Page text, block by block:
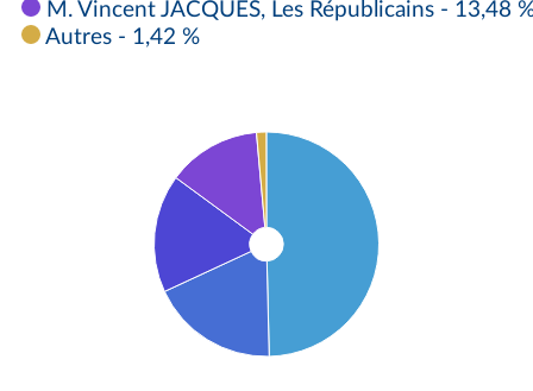
M. Vincent JACQUES, Les Républicains - 13,48
Autres - 1,42 %